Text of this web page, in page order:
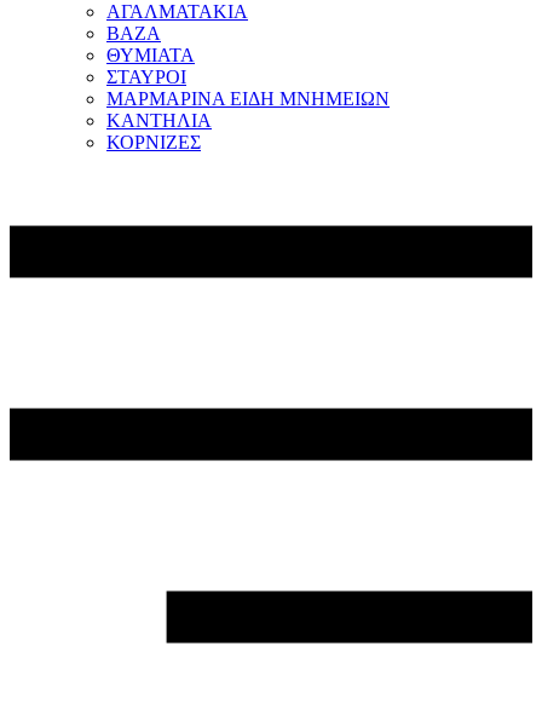
ΑΓΑΛΜΑΤΑΚΙΑ
ΒΑΖΑ
ΘΥΜΙΑΤΑ
ΣΤΑΥΡΟΙ
ΜΑΡΜΑΡΙΝΑ ΕΙΔΗ ΜΝΗΜΕΙΩΝ
ΚΑΝΤΗΛΙΑ
ΚΟΡΝΙΖΕΣ